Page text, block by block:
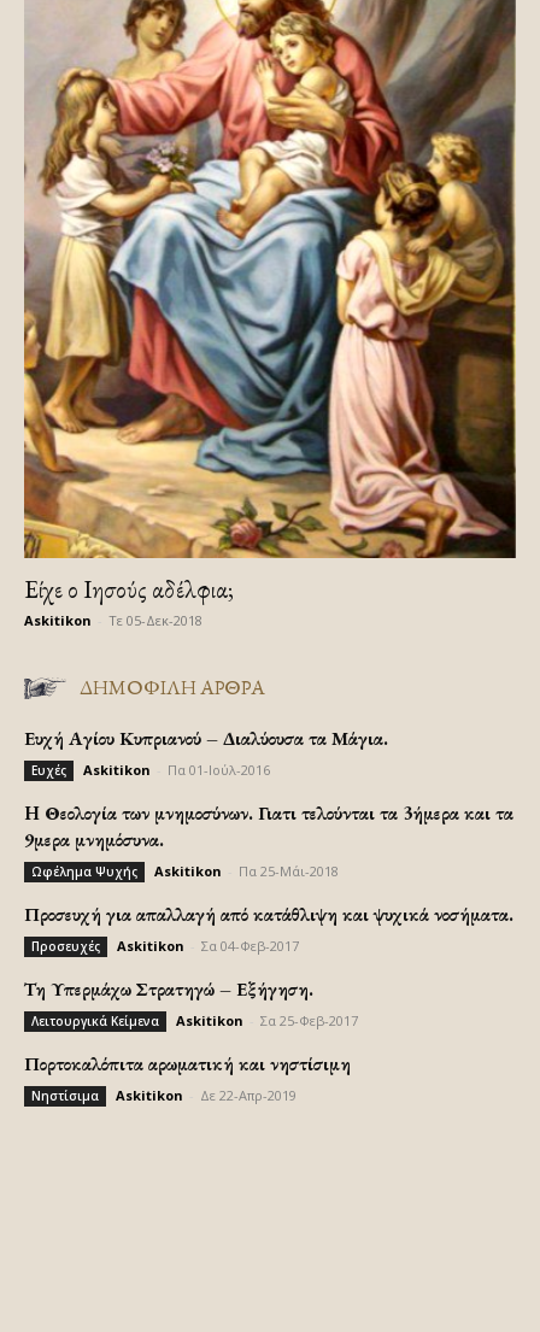
Είχε ο Ιησούς αδέλφια;
Askitikon Τε 05-Δεκ-2018
ΔΗΜΟΦΙΛΗ ΑΡΘΡΑ
Ευχή Αγίου Κυπριανού – Διαλύουσα τα Μάγια.
Ευχές Askitikon Πα 01-Ιούλ-2016
H Θεολογία των μνημοσύνων. Γιατι τελούνται τα 3ήμερα και τα
9μερα μνημόσυνα.
Ωφέλημα Ψυχής Askitikon Πα 25-Μάι-2018
Προσευχή για απαλλαγή από κατάθλιψη και ψυχικά νοσήματα.
Προσευχές Askitikon Σα 04-Φεβ-2017
Τη Υπερμάχω Στρατηγώ – Εξήγηση.
Λειτουργικά Κείμενα Askitikon Σα 25-Φεβ-2017
Πορτοκαλόπιτα αρωματική και νηστίσιμη
Νηστίσιμα Askitikon Δε 22-Απρ-2019